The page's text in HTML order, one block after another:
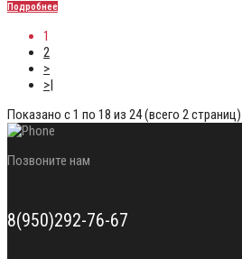
Подробнее
1
2
>
>|
Показано с 1 по 18 из 24 (всего 2 страниц)
Позвоните нам
8(950)292-76-67